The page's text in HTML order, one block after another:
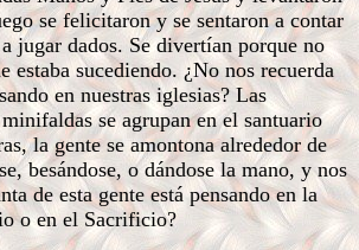
se felicitaron y se sentaron a contar
jugar dados. Se divertían porque no
estaba sucediendo. ¿No nos recuerda
en nuestras iglesias? Las
se agrupan en el santuario
la gente se amontona alrededor de
besándose, o dándose la mano, y nos
de esta gente está pensando en la
o en el Sacrificio?